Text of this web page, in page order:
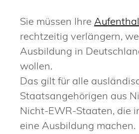
Sie müssen Ihre
rechtzeitig verlängern,
Ausbildung in
wollen.
Das gilt für alle
Staatsangehörigen aus
Nicht-EWR-Staaten, die
eine Ausbildung machen.